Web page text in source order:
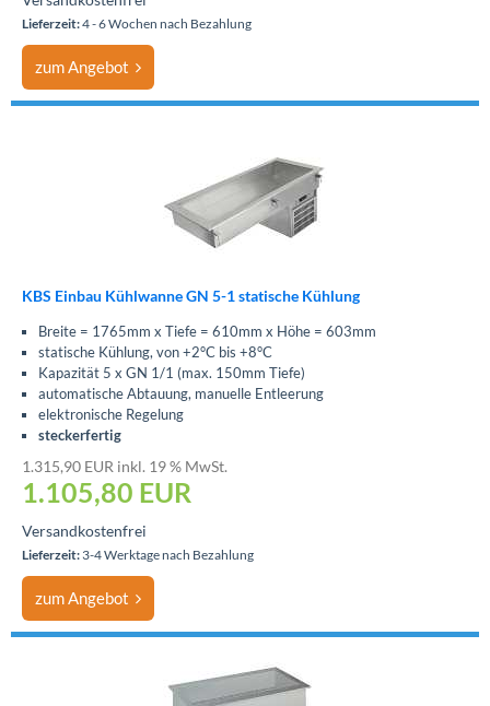
Lieferzeit:4 - 6 Wochen nach Bezahlung
zum Angebot
KBS Einbau Kühlwanne GN 5-1 statische Kühlung
Breite = 1765mm x Tiefe = 610mm x Höhe = 603mm
statische Kühlung, von +2°C bis +8°C
Kapazität 5 x GN 1/1 (max. 150mm Tiefe)
automatische Abtauung, manuelle Entleerung
elektronische Regelung
steckerfertig
1.315,90 EUR inkl. 19 % MwSt.
1.105,80 EUR
Versandkostenfrei
Lieferzeit: 3-4 Werktage nach Bezahlung
zum Angebot